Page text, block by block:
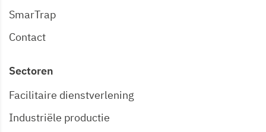
SmarTrap
Contact
Sectoren
Facilitaire dienstverlening
Industriële productie